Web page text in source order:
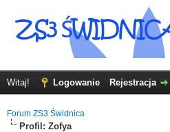
Witaj! Logowanie Rejestracja
Forum ZS3 Świdnica
Profil: Zofya